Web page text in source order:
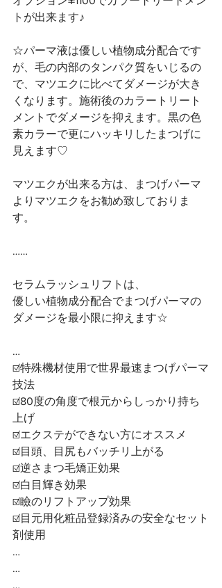
トが出来ます♪
☆パーマ液は優しい植物成分配合です
が、毛の内部のタンパク質をいじるの
で、マツエクに比べてダメージが大き
くなります。施術後のカラートリート
メントでダメージを抑えます。黒の色
素カラーで更にハッキリしたまつげに
見えます♡
マツエクが出来る方は、まつげパーマ
よりマツエクをお勧め致しておりま
す。
……
セラムラッシュリフトは、
優しい植物成分配合でまつげパーマの
ダメージを最小限に抑えます☆
…
☑️特殊機材使用で世界最速まつげパーマ
技法
☑️80度の角度で根元からしっかり持ち
上げ
☑️エクステができない方にオススメ
☑️目頭、目尻もバッチリ上がる
☑️逆さまつ毛矯正効果
☑️白目輝き効果
☑️瞼のリフトアップ効果
☑️目元用化粧品登録済みの安全なセット
剤使用
…
…
…